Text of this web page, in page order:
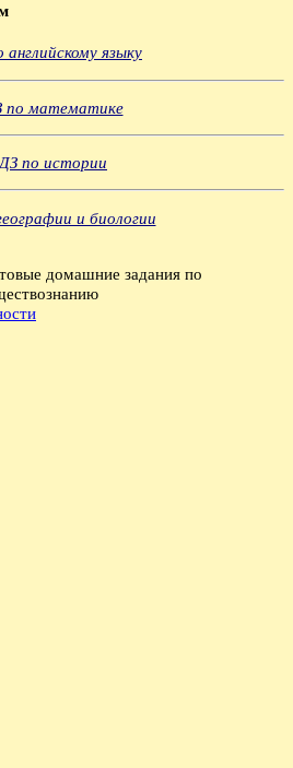
английскому языку
по математике
по истории
и биологии
домашние задания по